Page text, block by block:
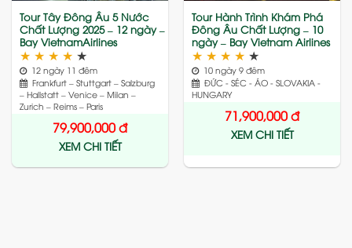
Tour Tây Đông Âu 5 Nước
Chất Lượng 2025 – 12 ngày –
Bay VietnamAirlines
★ ★ ★ ★ ★
12 ngày 11 đêm
Frankfurt – Stuttgart – Salzburg
– Hallstatt – Venice – Milan –
Zurich – Reims – Paris
79,900,000đ
XEM CHI TIẾT
Tour Hành Trình Khám Phá
Đông Âu Chất Lượng – 10
ngày – Bay Vietnam Airlines
★ ★ ★ ★ ★
10 ngày 9 đêm
ĐỨC - SÉC - ÁO - SLOVAKIA -
HUNGARY
71,900,000đ
XEM CHI TIẾT